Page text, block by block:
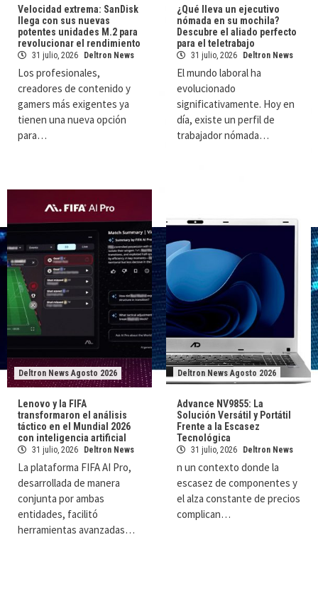
Velocidad extrema: SanDisk
llega con sus nuevas
potentes unidades M.2 para
revolucionar el rendimiento
31 julio, 2026 Deltron News
Los profesionales,
creadores de contenido y
gamers más exigentes ya
tienen una nueva opción
para…
¿Qué lleva un ejecutivo
nómada en su mochila?
Descubre el aliado perfecto
para el teletrabajo
31 julio, 2026 Deltron News
El mundo laboral ha
evolucionado
significativamente. Hoy en
día, existe un perfil de
trabajador nómada…
Deltron News Agosto 2026
Lenovo y la FIFA
transformaron el análisis
táctico en el Mundial 2026
con inteligencia artificial
31 julio, 2026 Deltron News
La plataforma FIFA AI Pro,
desarrollada de manera
conjunta por ambas
entidades, facilitó
herramientas avanzadas…
Deltron News Agosto 2026
Advance NV9855: La
Solución Versátil y Portátil
Frente a la Escasez
Tecnológica
31 julio, 2026 Deltron News
n un contexto donde la
escasez de componentes y
el alza constante de precios
complican…